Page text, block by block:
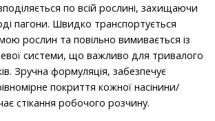
по всій рослині, захищаючи
пагони. Швидко транспортується
рослин та повільно вимивається із
системи, що важли­во для тривалого
Зручна формуляція, забезпечує
покриття кожної насінини/
стікання робочого розчину.